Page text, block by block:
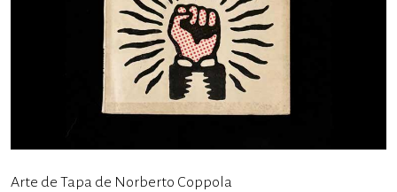
Arte de Tapa de Norberto Coppola